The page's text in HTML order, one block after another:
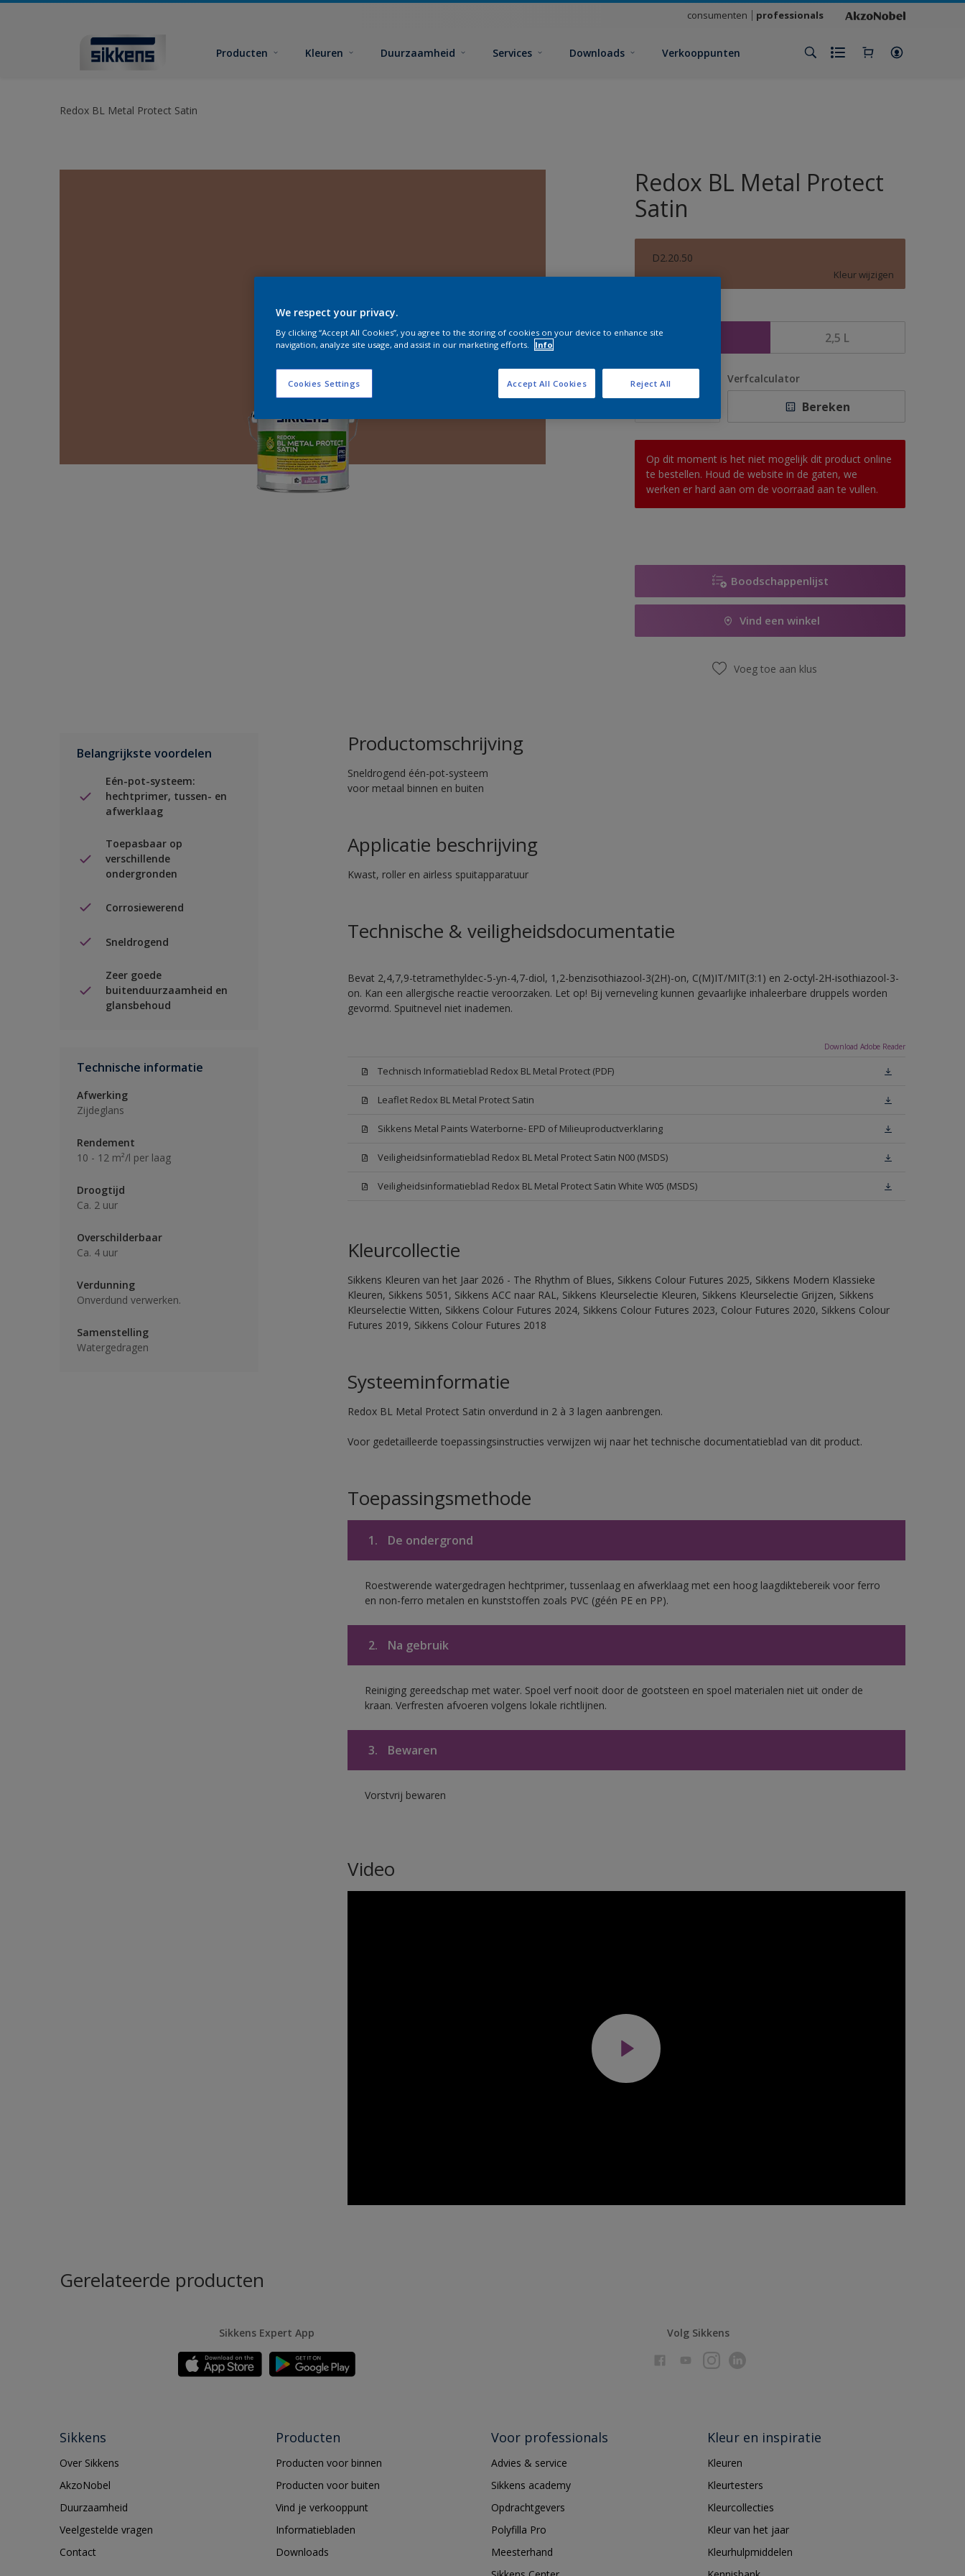
consumenten professionals
Producten Kleuren Duurzaamheid Services Downloads Verkooppunten
Redox BL Metal Protect Satin
Redox BL Metal Protect
Satin
D2.20.50
Kleur wijzigen
2,5 L
Aantal Verfcalculator
Bereken
Op dit moment is het niet mogelijk dit product online
te bestellen. Houd de website in de gaten, we
werken er hard aan om de voorraad aan te vullen.
Boodschappenlijst
Vind een winkel
Voeg toe aan klus
Belangrijkste voordelen
Eén-pot-systeem:
hechtprimer, tussen- en
afwerklaag
Toepasbaar op
verschillende
ondergronden
Corrosiewerend
Sneldrogend
Zeer goede
buitenduurzaamheid en
glansbehoud
Technische informatie
Afwerking
Zijdeglans
Rendement
10 - 12 m²/l per laag
Droogtijd
Ca. 2 uur
Overschilderbaar
Ca. 4 uur
Verdunning
Onverdund verwerken.
Samenstelling
Watergedragen
Productomschrijving
Sneldrogend één-pot-systeem
voor metaal binnen en buiten
Applicatie beschrijving
Kwast, roller en airless spuitapparatuur
Technische & veiligheidsdocumentatie
Bevat 2,4,7,9-tetramethyldec-5-yn-4,7-diol, 1,2-benzisothiazool-3(2H)-on, C(M)IT/MIT(3:1) en 2-octyl-2H-isothiazool-3-
on. Kan een allergische reactie veroorzaken. Let op! Bij verneveling kunnen gevaarlijke inhaleerbare druppels worden
gevormd. Spuitnevel niet inademen.
Download Adobe Reader
Technisch Informatieblad Redox BL Metal Protect (PDF)
Leaflet Redox BL Metal Protect Satin
Sikkens Metal Paints Waterborne- EPD of Milieuproductverklaring
Veiligheidsinformatieblad Redox BL Metal Protect Satin N00 (MSDS)
Veiligheidsinformatieblad Redox BL Metal Protect Satin White W05 (MSDS)
Kleurcollectie
Sikkens Kleuren van het Jaar 2026 - The Rhythm of Blues, Sikkens Colour Futures 2025, Sikkens Modern Klassieke
Kleuren, Sikkens 5051, Sikkens ACC naar RAL, Sikkens Kleurselectie Kleuren, Sikkens Kleurselectie Grijzen, Sikkens
Kleurselectie Witten, Sikkens Colour Futures 2024, Sikkens Colour Futures 2023, Colour Futures 2020, Sikkens Colour
Futures 2019, Sikkens Colour Futures 2018
Systeeminformatie
Redox BL Metal Protect Satin onverdund in 2 à 3 lagen aanbrengen.
Voor gedetailleerde toepassingsinstructies verwijzen wij naar het technische documentatieblad van dit product.
Toepassingsmethode
1. De ondergrond
Roestwerende watergedragen hechtprimer, tussenlaag en afwerklaag met een hoog laagdiktebereik voor ferro
en non-ferro metalen en kunststoffen zoals PVC (géén PE en PP).
2. Na gebruik
Reiniging gereedschap met water. Spoel verf nooit door de gootsteen en spoel materialen niet uit onder de
kraan. Verfresten afvoeren volgens lokale richtlijnen.
3. Bewaren
Vorstvrij bewaren
Video
Gerelateerde producten
Sikkens Expert App Volg Sikkens
Sikkens
Over Sikkens
AkzoNobel
Duurzaamheid
Veelgestelde vragen
Contact
Producten
Producten voor binnen
Producten voor buiten
Vind je verkooppunt
Informatiebladen
Downloads
Voor professionals
Advies & service
Sikkens academy
Opdrachtgevers
Polyfilla Pro
Meesterhand
Kleur en inspiratie
Kleuren
Kleurtesters
Kleurcollecties
Kleur van het jaar
Kleurhulpmiddelen
We respect your privacy.
By clicking “Accept All Cookies”, you agree to the storing of cookies on your device to enhance site
navigation, analyze site usage, and assist in our marketing efforts.
Info
Cookies Settings Reject All
Accept All Cookies